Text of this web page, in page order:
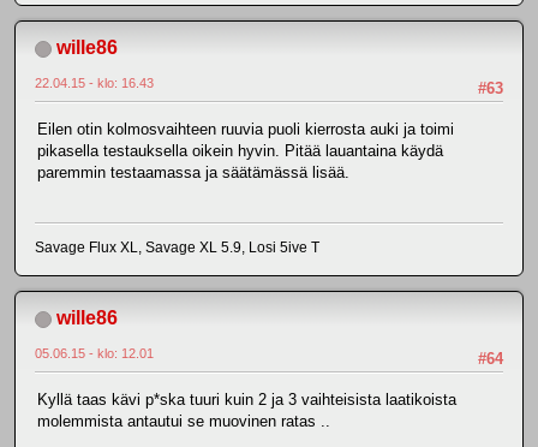
wille86
#63
22.04.15 - klo: 16.43
Eilen otin kolmosvaihteen ruuvia puoli kierrosta auki ja toimi
pikasella testauksella oikein hyvin. Pitää lauantaina käydä
paremmin testaamassa ja säätämässä lisää.
Savage Flux XL, Savage XL 5.9, Losi 5ive T
wille86
#64
05.06.15 - klo: 12.01
Kyllä taas kävi p*ska tuuri kuin 2 ja 3 vaihteisista laatikoista
molemmista antautui se muovinen ratas ..